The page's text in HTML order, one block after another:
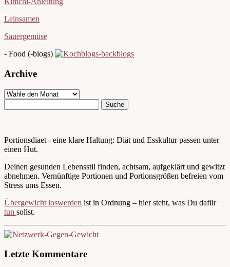
Leinsamen
Sauergemüse
- Food (-blogs)
Archive
Portionsdiaet - eine klare Haltung: Diät und Esskultur passen unter
einen Hut.
Deinen gesunden Lebensstil finden, achtsam, aufgeklärt und gewitzt
abnehmen. Vernünftige Portionen und Portionsgrößen befreien vom
Stress ums Essen.
Übergewicht loswerden ist in Ordnung – hier steht, was Du dafür
tun sollst.
Letzte Kommentare